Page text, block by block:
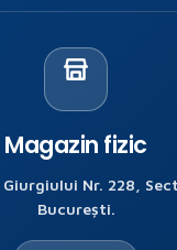
Magazin fizic
Giurgiului Nr. 228,
București.